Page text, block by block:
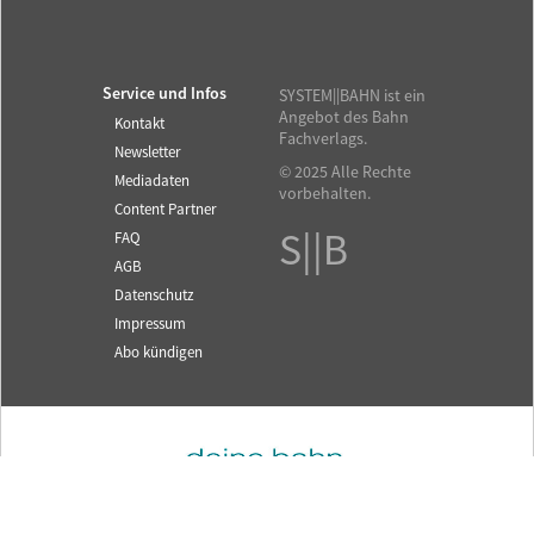
Service und Infos
Kontakt
Newsletter
Mediadaten
Content Partner
FAQ
AGB
Datenschutz
Impressum
Abo kündigen
SYSTEM||BAHN ist ein
Angebot des Bahn
Fachverlags.
© 2025 Alle Rechte
vorbehalten.
S||B